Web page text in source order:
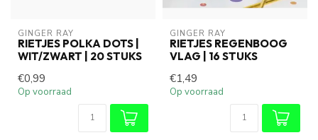
GINGER RAY
RIETJES POLKA DOTS |
WIT/ZWART | 20 STUKS
€0,99
Op voorraad
GINGER RAY
RIETJES REGENBOOG
VLAG | 16 STUKS
€1,49
Op voorraad